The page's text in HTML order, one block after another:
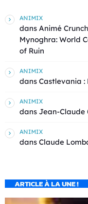
ANIMIX
dans Animé
Mynoghra: World
of Ruin
ANIMIX
dans Castlevania :
ANIMIX
dans Jean-Claude
ANIMIX
dans Claude
ARTICLE À LA UNE !